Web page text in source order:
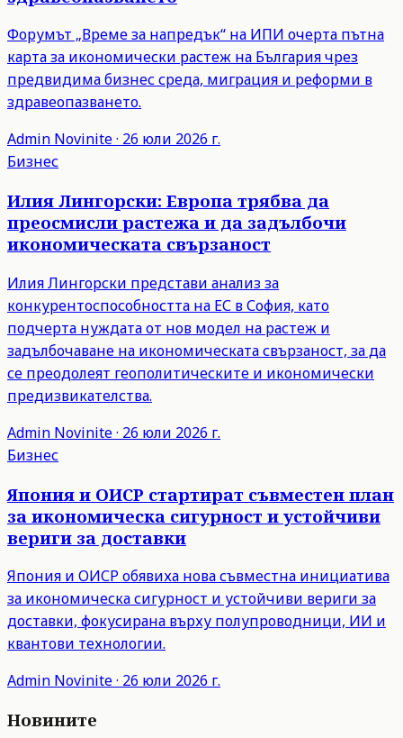
Форумът „Време за напредък“ на ИПИ очерта пътна
карта за икономически растеж на България чрез
предвидима бизнес среда, миграция и реформи в
здравеопазването.
Admin Novinite· 26 юли 2026 г.
Бизнес
Илия Лингорски: Европа трябва да
преосмисли растежа и да задълбочи
икономическата свързаност
Илия Лингорски представи анализ за
конкурентоспособността на ЕС в София, като
подчерта нуждата от нов модел на растеж и
задълбочаване на икономическата свързаност, за да
се преодолеят геополитическите и икономически
предизвикателства.
Admin Novinite· 26 юли 2026 г.
Бизнес
Япония и ОИСР стартират съвместен план
за икономическа сигурност и устойчиви
вериги за доставки
Япония и ОИСР обявиха нова съвместна инициатива
за икономическа сигурност и устойчиви вериги за
доставки, фокусирана върху полупроводници, ИИ и
квантови технологии.
Admin Novinite· 26 юли 2026 г.
Новините